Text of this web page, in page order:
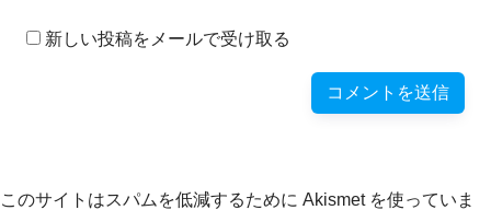
新しい投稿をメールで受け取る
このサイトはスパムを低減するために Akismet を使っていま